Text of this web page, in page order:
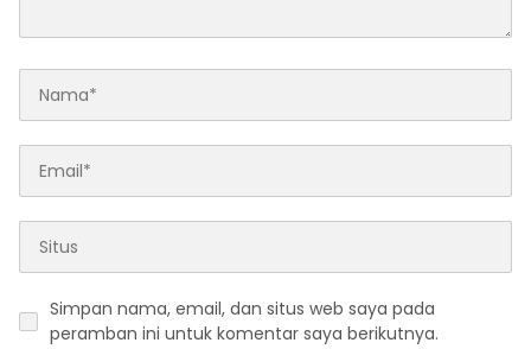
Simpan nama, email, dan situs web saya pada
peramban ini untuk komentar saya berikutnya.